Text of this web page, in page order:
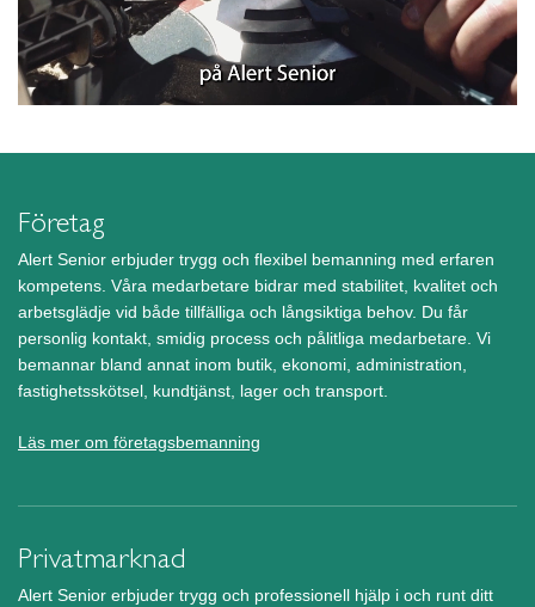
Företag
Alert Senior erbjuder trygg och flexibel bemanning med erfaren
kompetens. Våra medarbetare bidrar med stabilitet, kvalitet och
arbetsglädje vid både tillfälliga och långsiktiga behov. Du får
personlig kontakt, smidig process och pålitliga medarbetare. Vi
bemannar bland annat inom butik, ekonomi, administration,
fastighetsskötsel, kundtjänst, lager och transport.
Läs mer om företagsbemanning
Privatmarknad
Alert Senior erbjuder trygg och professionell hjälp i och runt ditt